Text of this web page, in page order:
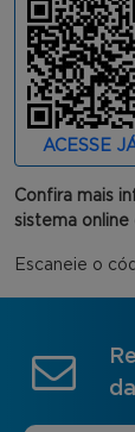
ACESSE
Confira mais
sistema online
Escaneie o